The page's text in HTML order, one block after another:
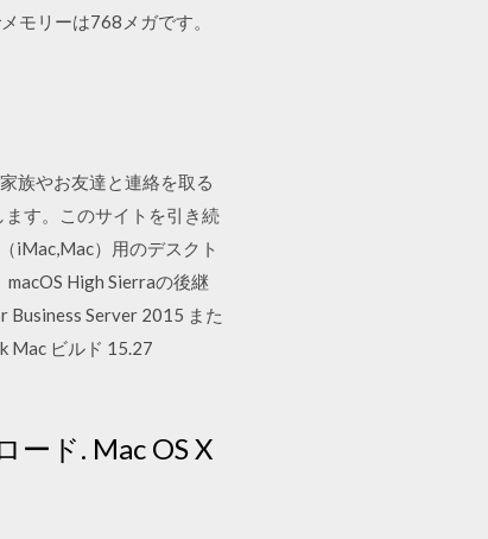
モリーは768メガです。
族やお友達と連絡を取る
す。このサイトを引き続
iMac,Mac）用のデスクト
High Sierraの後継
Server 2015 また
Mac ビルド 15.27
ード. Mac OS X